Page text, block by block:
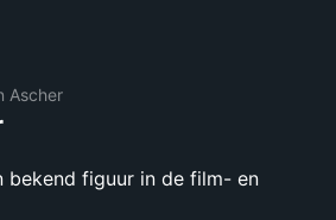
Ascher
bekend figuur in de film- en